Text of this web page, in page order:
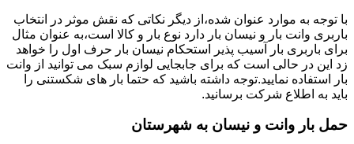
با توجه به موارد عنوان شده،از دیگر نکاتی که نقش موثر در انتخاب
باربری وانت بار و نیسان بار دارد نوع بار و کالا است،به عنوان مثال
برای باربری بار آسیب پذیر استحکام نیسان بار حرف اول را خواهد
زد این در حالی است که برای جابجایی لوازم سبک می توانید از وانت
بار استفاده نمایید.توجه داشته باشید که حتما بار های شکستنی را
باید به اطلاع شرکت برسانید.
حمل بار وانت و نیسان به شهرستان